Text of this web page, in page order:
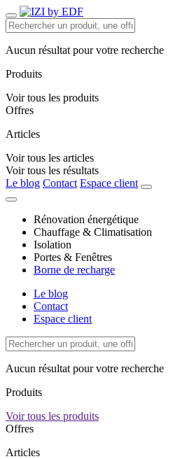
Aucun résultat pour votre recherche
Produits
Voir tous les produits
Offres
Articles
Voir tous les articles
Voir tous les résultats
Le blog Contact Espace client
Rénovation énergétique
Chauffage & Climatisation
Isolation
Portes & Fenêtres
Borne de recharge
Le blog
Contact
Espace client
Aucun résultat pour votre recherche
Produits
Voir tous les produits
Offres
Articles